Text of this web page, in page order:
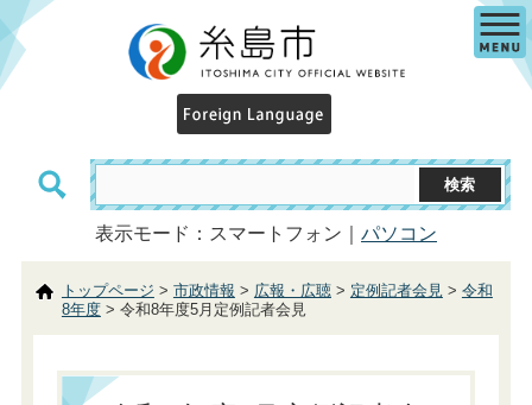
表示モード：スマートフォン｜ パソコン
トップページ > 市政情報 > 広報・広聴> 定例記者会見 > 令和
8年度> 令和8年度5月定例記者会見